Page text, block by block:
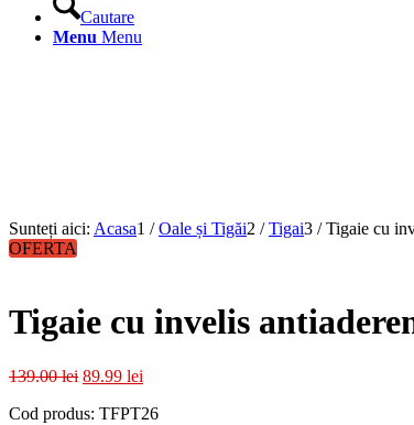
Cautare
Menu Menu
Sunteți aici: Acasa1 / Oale și Tigăi2 / Tigai3 / Tigaie cu
OFERTA
Tigaie cu invelis
139.00lei Prețul
a
89.99 lei
este:
Cod produs: TFPT26